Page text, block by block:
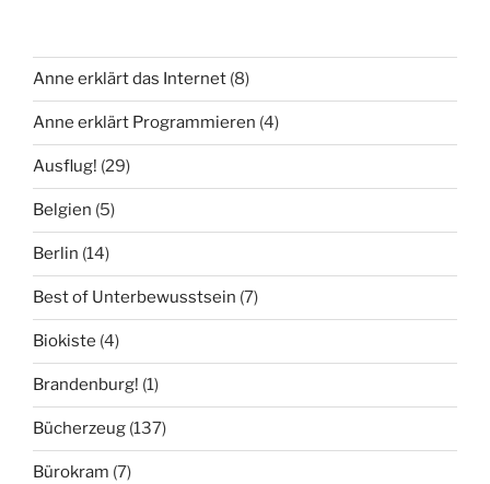
Anne erklärt das Internet (8)
Anne erklärt Programmieren (4)
Ausflug! (29)
Belgien (5)
Berlin (14)
Best of Unterbewusstsein (7)
Biokiste (4)
Brandenburg! (1)
Bücherzeug (137)
Bürokram (7)